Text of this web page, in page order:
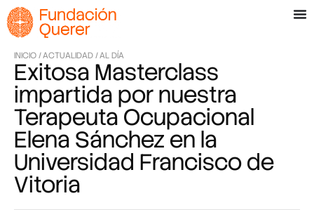
INICIO /ACTUALIDAD /AL DÍA
Exitosa Masterclass
impartida por nuestra
Terapeuta Ocupacional
Elena Sánchez en la
Universidad Francisco de
Vitoria